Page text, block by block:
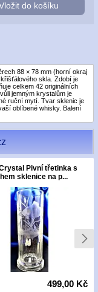
do košíku
88 × 78 mm (horní okraj
skla. Zdobí je
celkem 42 originálních
jemným krystalům je
ruční mytí. Tvar sklenic je
oblíbené whisky. Balení
Pivní třetinka s
sklenice na p...
499,00 Kč